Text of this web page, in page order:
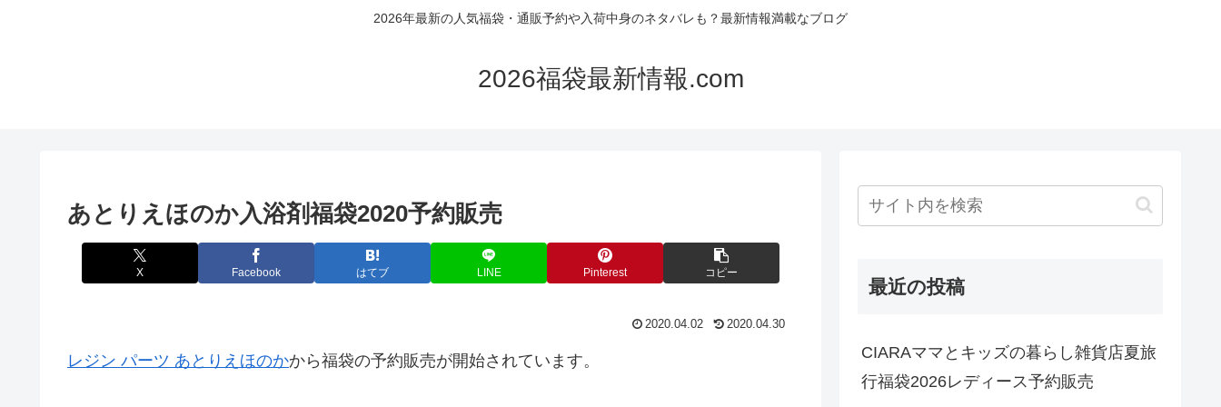
2026年最新の人気福袋・通販予約や入荷中身のネタバレも？最新情報満載なブログ
2026福袋最新情報.com
あとりえほのか入浴剤福袋2020予約販売
X Facebook はてブ LINE Pinterest コピー
2020.04.02 2020.04.30
レジン パーツ あとりえほのかから福袋の予約販売が開始されています。
最近の投稿
CIARAママとキッズの暮らし雑貨店夏旅
行福袋2026レディース予約販売